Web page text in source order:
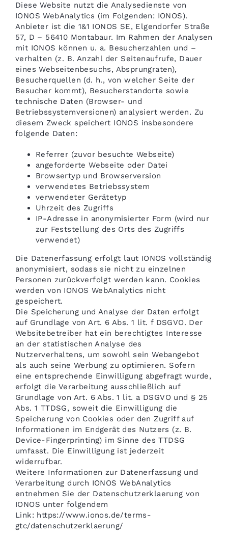
Diese Website nutzt die Analysedienste von
IONOS WebAnalytics (im Folgenden: IONOS).
Anbieter ist die 1&1 IONOS SE, Elgendorfer Straße
57, D – 56410 Montabaur. Im Rahmen der Analysen
mit IONOS können u. a. Besucherzahlen und –
verhalten (z. B. Anzahl der Seitenaufrufe, Dauer
eines Webseitenbesuchs, Absprungraten),
Besucherquellen (d. h., von welcher Seite der
Besucher kommt), Besucherstandorte sowie
technische Daten (Browser- und
Betriebssystemversionen) analysiert werden. Zu
diesem Zweck speichert IONOS insbesondere
folgende Daten:
Referrer (zuvor besuchte Webseite)
angeforderte Webseite oder Datei
Browsertyp und Browserversion
verwendetes Betriebssystem
verwendeter Gerätetyp
Uhrzeit des Zugriffs
IP-Adresse in anonymisierter Form (wird nur
zur Feststellung des Orts des Zugriffs
verwendet)
Die Datenerfassung erfolgt laut IONOS vollständig
anonymisiert, sodass sie nicht zu einzelnen
Personen zurückverfolgt werden kann. Cookies
werden von IONOS WebAnalytics nicht
gespeichert.
Die Speicherung und Analyse der Daten erfolgt
auf Grundlage von Art. 6 Abs. 1 lit. f DSGVO. Der
Websitebetreiber hat ein berechtigtes Interesse
an der statistischen Analyse des
Nutzerverhaltens, um sowohl sein Webangebot
als auch seine Werbung zu optimieren. Sofern
eine entsprechende Einwilligung abgefragt wurde,
erfolgt die Verarbeitung ausschließlich auf
Grundlage von Art. 6 Abs. 1 lit. a DSGVO und § 25
Abs. 1 TTDSG, soweit die Einwilligung die
Speicherung von Cookies oder den Zugriff auf
Informationen im Endgerät des Nutzers (z. B.
Device-Fingerprinting) im Sinne des TTDSG
umfasst. Die Einwilligung ist jederzeit
widerrufbar.
Weitere Informationen zur Datenerfassung und
Verarbeitung durch IONOS WebAnalytics
entnehmen Sie der Datenschutzerklaerung von
IONOS unter folgendem
Link: https://www.ionos.de/terms-
gtc/datenschutzerklaerung/